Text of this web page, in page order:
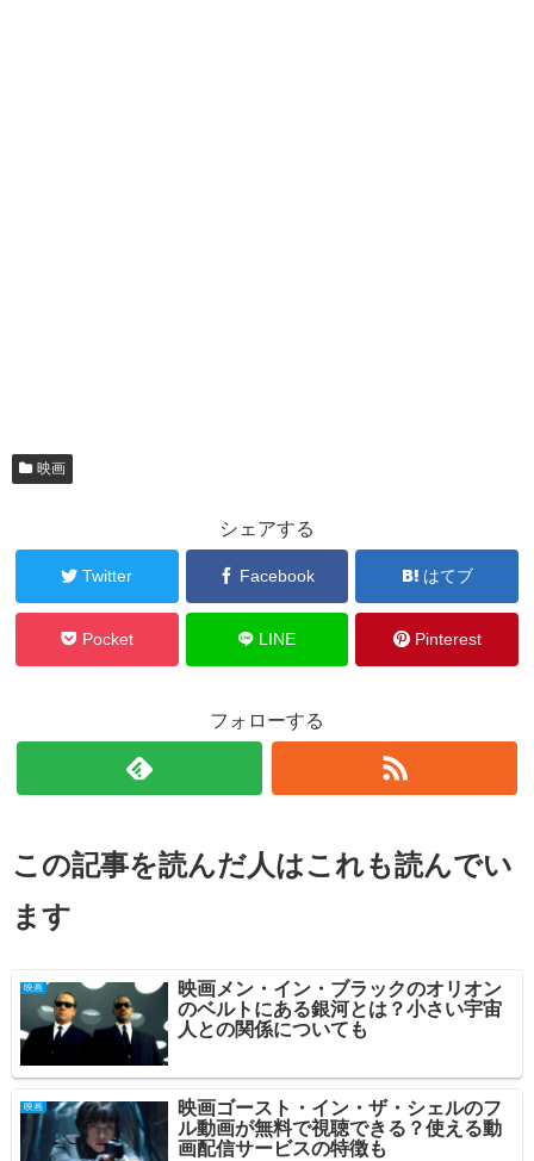
映画
シェアする
Twitter Facebook はてブ
Pocket LINE Pinterest
フォローする
この記事を読んだ人はこれも読んでい
ます
映画
映画メン・イン・ブラックのオリオン
のベルトにある銀河とは？小さい宇宙
人との関係についても
映画
映画ゴースト・イン・ザ・シェルのフ
ル動画が無料で視聴できる？使える動
画配信サービスの特徴も